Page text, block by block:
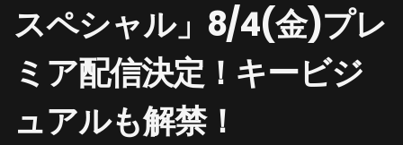
スペシャル」8/4(金)プレ
ミア配信決定！キービジ
ュアルも解禁！